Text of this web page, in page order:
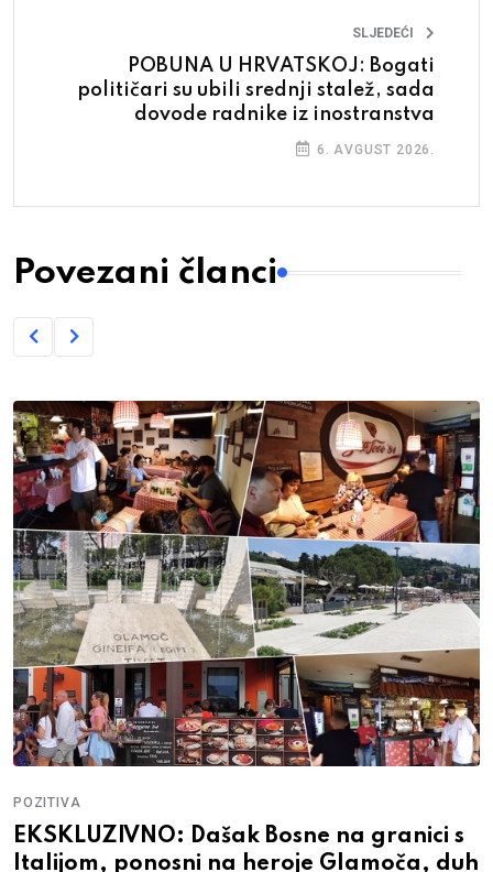
SLJEDEĆI
POBUNA U HRVATSKOJ: Bogati
političari su ubili srednji stalež, sada
dovode radnike iz inostranstva
6. AVGUST 2026.
Povezani članci
na granici s
Glamoča, duh
ODMOR ZA DUŠU:
lane jede iz ruke i pijete